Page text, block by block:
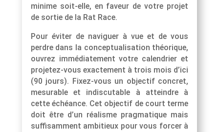
minime soit-elle, en faveur de votre projet
de sortie de la Rat Race.
Pour éviter de naviguer à vue et de vous
perdre dans la conceptualisation théorique,
ouvrez immédiatement votre calendrier et
projetez-vous exactement à trois mois d’ici
(90 jours). Fixez-vous un objectif concret,
mesurable et indiscutable à atteindre à
cette échéance. Cet objectif de court terme
doit être d’un réalisme pragmatique mais
suffisamment ambitieux pour vous forcer à